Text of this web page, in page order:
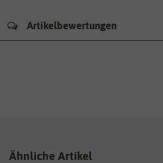
Artikelbewertungen
Ähnliche Artikel